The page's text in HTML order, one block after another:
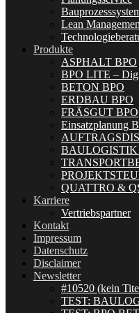
Lean
Produkte
ASPHALT BPO
BPO LITE –
BETON BPO
ERDBAU BPO
FRÄSGUT BPO
Einsatzplanung
BAULOGISTIK
QUATTRO &
Karriere
Vertriebspartner
Kontakt
Impressum
Datenschutz
Disclaimer
Newsletter
#10520 (kein
TEST: